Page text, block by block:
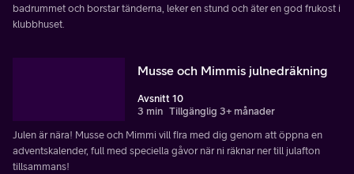
badrummet och borstar tänderna, leker en stund och äter en god frukost i
klubbhuset.
Musse och Mimmis julnedräkning
Avsnitt 10
3 min Tillgänglig 3+ månader
Julen är nära! Musse och Mimmi vill fira med dig genom att öppna en
adventskalender, full med speciella gåvor när ni räknar ner till julafton
tillsammans!